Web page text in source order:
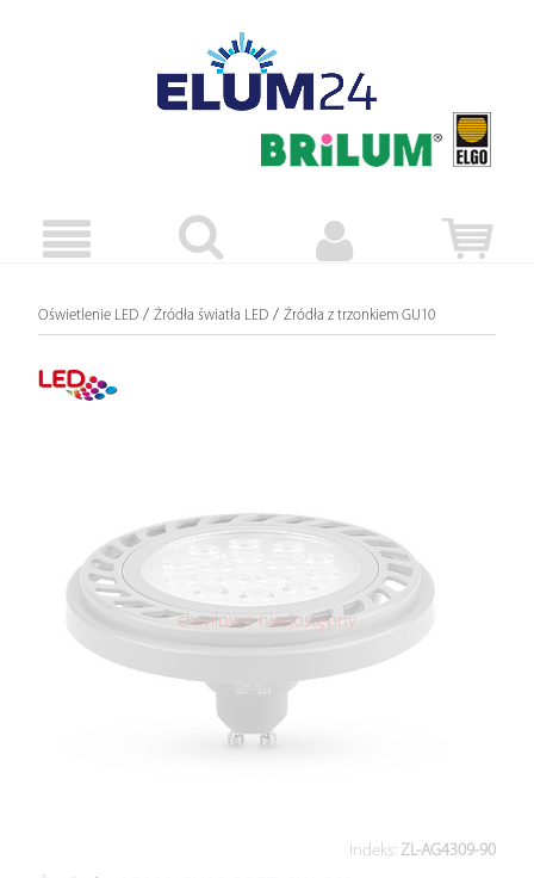
Oświetlenie LED / Źródła światła LED / Źródła z trzonkiem GU10
chwilowo niedostępny
Indeks: ZL-AG4309-90